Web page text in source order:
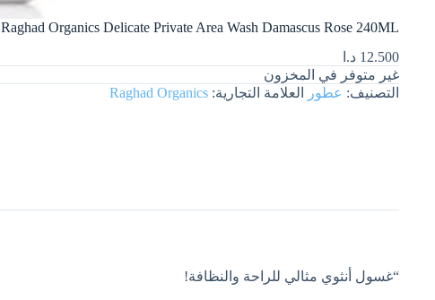
Raghad Organics Delicate Private Area Wash Damascus Rose 240MLرغد أورجانيكس غسول للمناطق الخاصة الحساسة برائحة الورد الدمشقي، 240 مل
12.500 د.ا
غير متوفر في المخزون
التصنيف: عطور العلامة التجارية: Raghad Organics
“غسول أنثوي مثالي للراحة والنظافة!